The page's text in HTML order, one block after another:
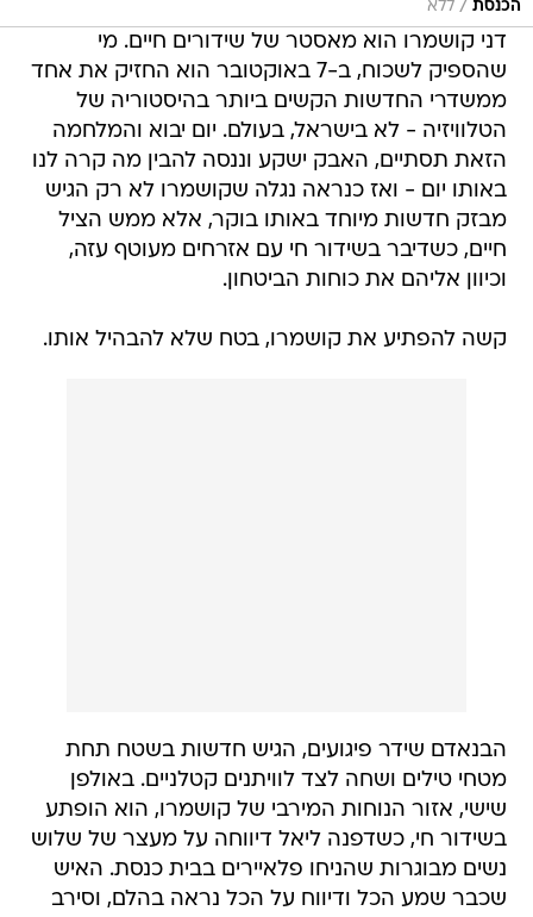
הכנסת / ללא
דני קושמרו הוא מאסטר של שידורים חיים. מי
שהספיק לשכוח, ב-7 באוקטובר הוא החזיק את אחד
ממשדרי החדשות הקשים ביותר בהיסטוריה של
הטלוויזיה - לא בישראל, בעולם. יום יבוא והמלחמה
הזאת תסתיים, האבק ישקע וננסה להבין מה קרה לנו
באותו יום - ואז כנראה נגלה שקושמרו לא רק הגיש
מבזק חדשות מיוחד באותו בוקר, אלא ממש הציל
חיים, כשדיבר בשידור חי עם אזרחים מעוטף עזה,
וכיוון אליהם את כוחות הביטחון.
קשה להפתיע את קושמרו, בטח שלא להבהיל אותו.
הבנאדם שידר פיגועים, הגיש חדשות בשטח תחת
מטחי טילים ושחה לצד לוויתנים קטלניים. באולפן
שישי, אזור הנוחות המירבי של קושמרו, הוא הופתע
בשידור חי, כשדפנה ליאל דיווחה על מעצר של שלוש
נשים מבוגרות שהניחו פלאיירים בבית כנסת. האיש
שכבר שמע הכל ודיווח על הכל נראה בהלם, וסירב